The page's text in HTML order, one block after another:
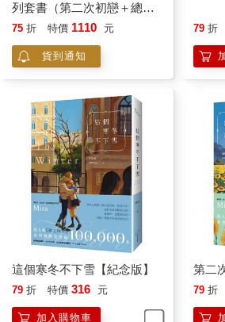
「所以接下來我要說的，妳一定會答應。
喔不，我不要聽！
什麼！？
「可是社長，我們根本沒有在練習啊！」
好聽點說起來是晨練，講白就是大家聚在
社嚴格說起來就是幽靈社團，大多數的社
有哪些社員都不知道。
想當初剛入學時，在社團大舉招生的那天
研究社，但就在一邊吃東西一邊張望有沒
時，忽然就被張元碩叫住。
「可愛的學妹妳要不要加入吉他社啊？」
起來頭髮凌亂，也可以硬說是音樂家的滄
我沒看出他真正的目的。
「我有想加入的社團了。」我看了旁邊的
我的手往前走。
「別這麼說呀，我們吉他社也很有趣喔，
還隨便彈了幾個音。
列套書（第二次初戀＋總會
有一天＋秋的貓＋這個寒冬
75 折 特價 1110 元
貨到通知
79 折
這個寒冬不下雪【紀念版】
79 折 特價 316 元
加入購物車
第二
79 折